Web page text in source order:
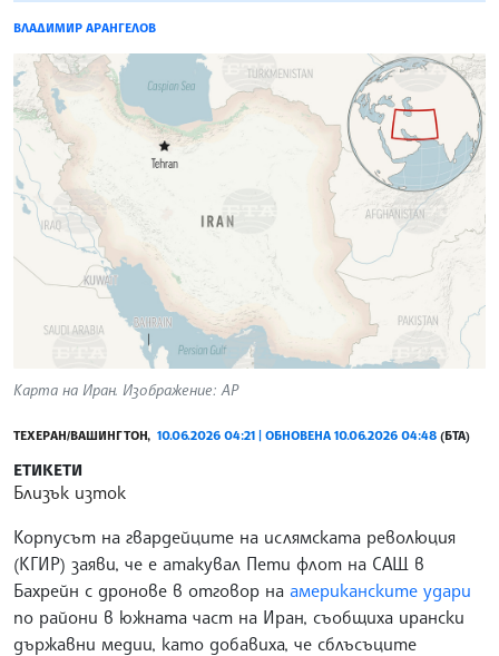
ВЛАДИМИР АРАНГЕЛОВ
Карта на Иран. Изображение: AP
ТЕХЕРАН/ВАШИНГТОН, 10.06.2026 04:21 | ОБНОВЕНА 10.06.2026 04:48 (БТА)
ЕТИКЕТИ
Близък изток
Корпусът на гвардейците на ислямската революция
(КГИР) заяви, че е атакувал Пети флот на САЩ в
Бахрейн с дронове в отговор на американските удари
по райони в южната част на Иран, съобщиха ирански
държавни медии, като добавиха, че сблъсъците